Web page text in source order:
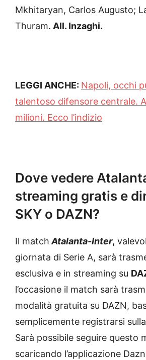
Mkhitaryan, Carlos Augusto;
Thuram. All. Inzaghi.
LEGGI ANCHE: Napoli, occhi
talentoso difensore centrale.
milioni. Ecco l’indizio
Dove vedere
streaming gratis e
SKY o DAZN?
Il match Atalanta-Inter,
giornata di Serie A, sarà
esclusiva e in streaming su
l’occasione il match sarà
modalità gratuita su DAZN,
semplicemente registrarsi
Sarà possibile seguire questo
scaricando l’applicazione